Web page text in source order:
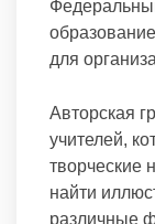
для
Авторская
учителей,
творческие
найти
различные